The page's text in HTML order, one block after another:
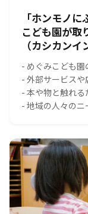
「ホンモノ
こども園が取
（カシカンイ
- めぐみこども園
- 外部サービス
- 本や物と触れ
- 地域の人々のニ